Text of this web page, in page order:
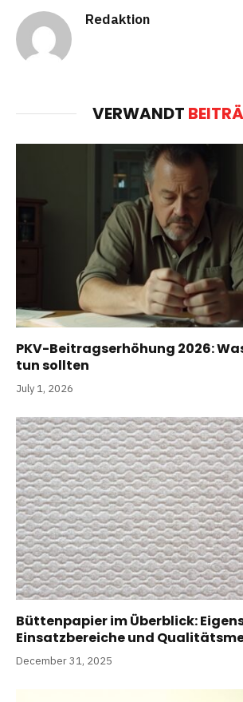
Redaktion
VERWANDT
PKV-Beitragserhöhung 2026:
tun sollten
July 1, 2026
Büttenpapier im Überblick:
Einsatzbereiche und
December 31, 2025